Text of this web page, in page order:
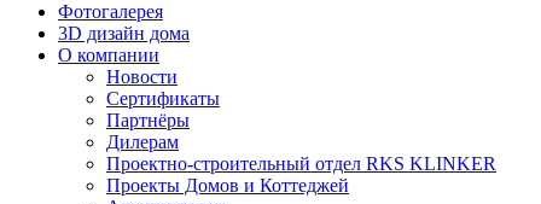
Фотогалерея
3D дизайн дома
О компании
Новости
Сертификаты
Партнёры
Дилерам
Проектно-строительный отдел RKS KLINKER
Проекты Домов и Коттеджей